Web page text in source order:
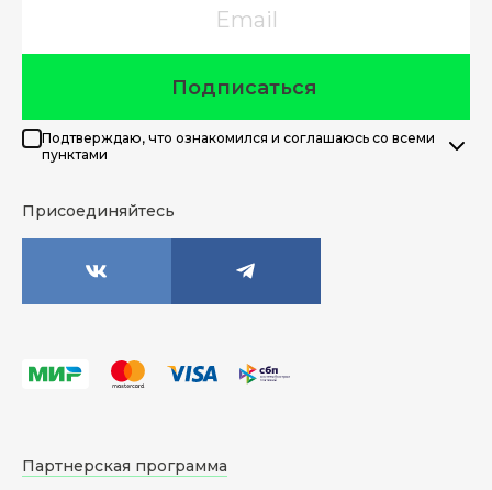
Подписаться
Подтверждаю, что ознакомился и соглашаюсь со всеми
пунктами
Присоединяйтесь
Партнерская программа